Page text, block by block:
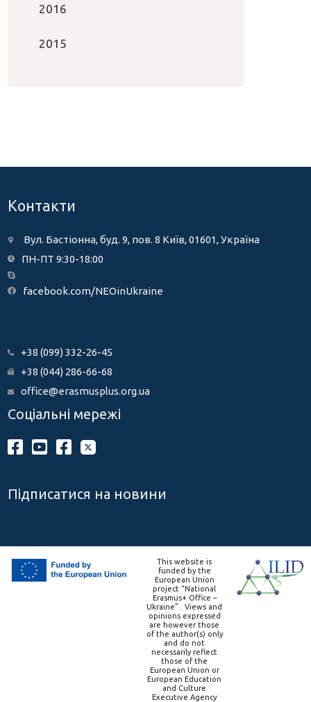
2016
2015
Контакти
Вул. Бастіонна, буд. 9, пов. 8 Київ, 01601, Україна
ПН-ПТ 9:30-18:00
facebook.com/NEOinUkraine
+38 (099) 332-26-45
+38 (044) 286-66-68
office@erasmusplus.org.ua
Соціальні мережі
Підписатися на новини
This website is
funded by the
European Union
project “National
Erasmus+ Office –
Ukraine” . Views and
opinions expressed
are however those
of the author(s) only
and do not
necessarily reflect
those of the
European Union or
European Education
and Culture
Executive Agency